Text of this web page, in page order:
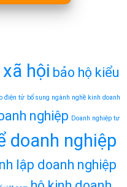
hội bảo hộ kiểu
điện tử bổ sung ngành nghề kinh doanh
nghiệp Doanh nghiệp tư
doanh nghiệp
lập doanh nghiệp